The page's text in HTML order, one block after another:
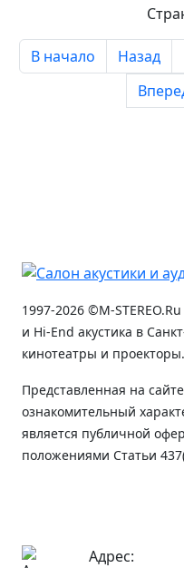
В начало Назад
1997-2026 ©M-
и Hi-End акустика в
кинотеатры и проекторы.
Представленная на
ознакомительный
является публичной
положениями Статьи
Адрес: